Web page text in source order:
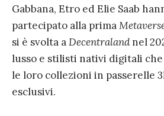
Gabbana, Etro ed Elie Saab
partecipato alla prima
si è svolta aDecentralandnel
lusso e stilisti nativi digitali
le loro collezioni in passerelle
esclusivi.